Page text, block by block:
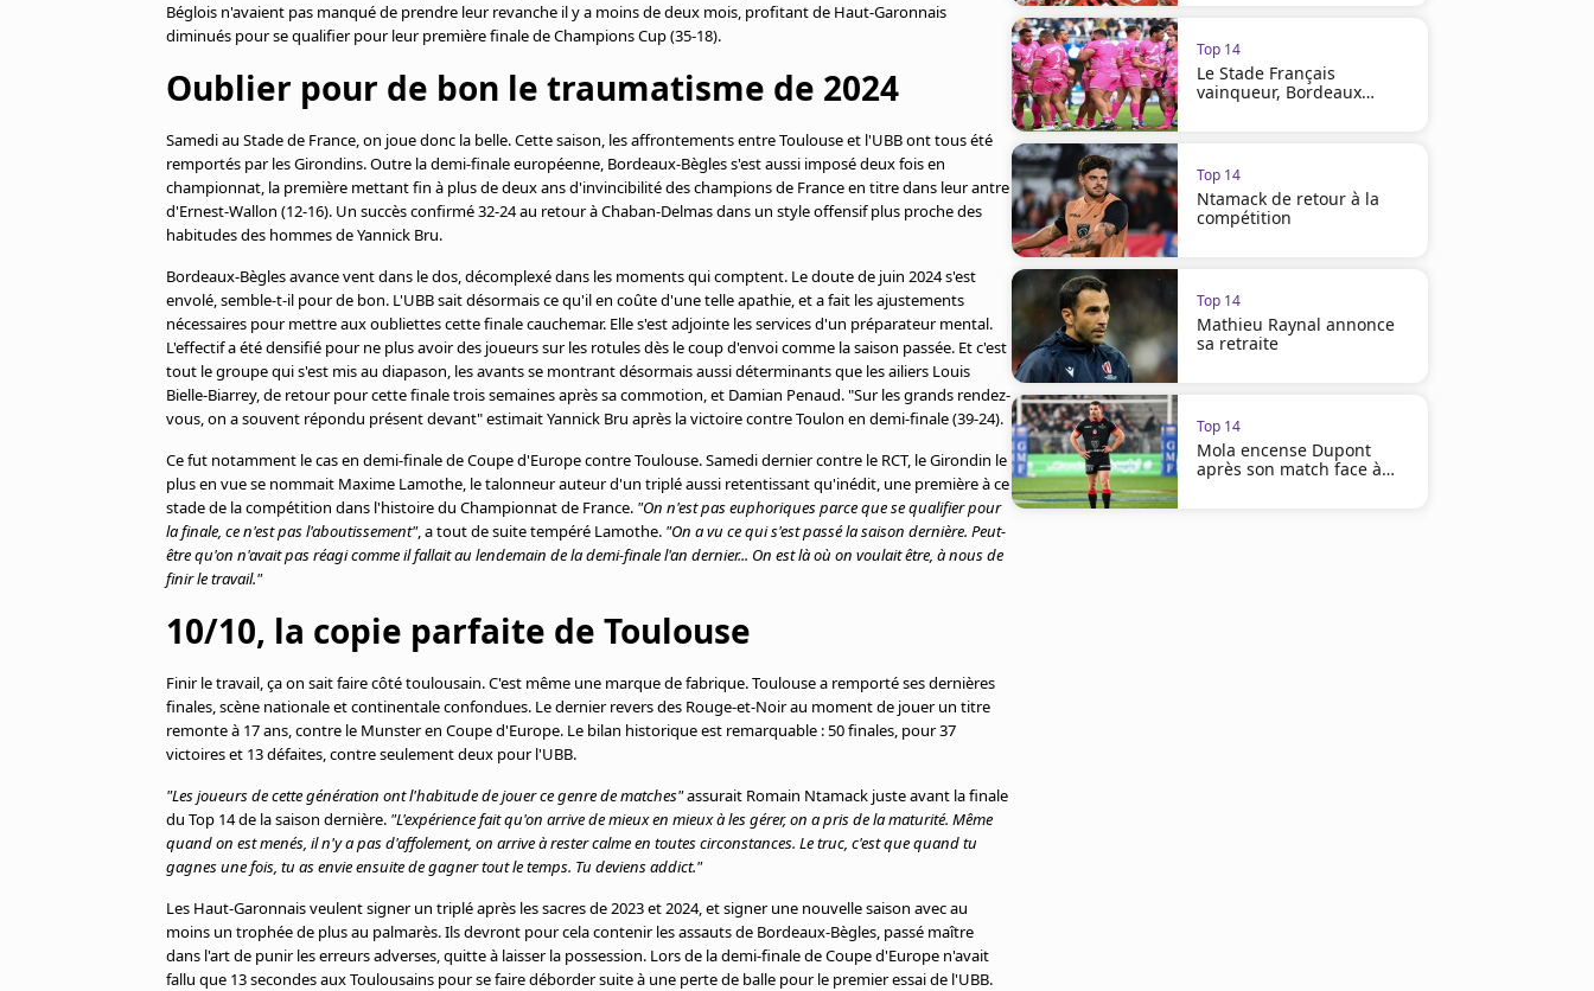
Béglois n'avaient pas manqué de prendre leur revanche il y a moins de deux mois, profitant de Haut-Garonnais
diminués pour se qualifier pour leur première finale de Champions Cup (35-18).
Oublier pour de bon le traumatisme de 2024
Samedi au Stade de France, on joue donc la belle. Cette saison, les affrontements entre Toulouse et l'UBB ont tous été
remportés par les Girondins. Outre la demi-finale européenne, Bordeaux-Bègles s'est aussi imposé deux fois en
championnat, la première mettant fin à plus de deux ans d'invincibilité des champions de France en titre dans leur antre
d'Ernest-Wallon (12-16). Un succès confirmé 32-24 au retour à Chaban-Delmas dans un style offensif plus proche des
habitudes des hommes de Yannick Bru.
Bordeaux-Bègles avance vent dans le dos, décomplexé dans les moments qui comptent. Le doute de juin 2024 s'est
envolé, semble-t-il pour de bon. L'UBB sait désormais ce qu'il en coûte d'une telle apathie, et a fait les ajustements
nécessaires pour mettre aux oubliettes cette finale cauchemar. Elle s'est adjointe les services d'un préparateur mental.
L'effectif a été densifié pour ne plus avoir des joueurs sur les rotules dès le coup d'envoi comme la saison passée. Et c'est
tout le groupe qui s'est mis au diapason, les avants se montrant désormais aussi déterminants que les ailiers Louis
Bielle-Biarrey, de retour pour cette finale trois semaines après sa commotion, et Damian Penaud. "Sur les grands rendez-
vous, on a souvent répondu présent devant" estimait Yannick Bru après la victoire contre Toulon en demi-finale (39-24).
Ce fut notamment le cas en demi-finale de Coupe d'Europe contre Toulouse. Samedi dernier contre le RCT, le Girondin le
plus en vue se nommait Maxime Lamothe, le talonneur auteur d'un triplé aussi retentissant qu'inédit, une première à ce
stade de la compétition dans l'histoire du Championnat de France. "On n'est pas euphoriques parce que se qualifier pour
la finale, ce n'est pas l'aboutissement", a tout de suite tempéré Lamothe. "On a vu ce qui s'est passé la saison dernière. Peut-
être qu'on n'avait pas réagi comme il fallait au lendemain de la demi-finale l'an dernier... On est là où on voulait être, à nous de
finir le travail."
10/10, la copie parfaite de Toulouse
Finir le travail, ça on sait faire côté toulousain. C'est même une marque de fabrique. Toulouse a remporté ses dernières
finales, scène nationale et continentale confondues. Le dernier revers des Rouge-et-Noir au moment de jouer un titre
remonte à 17 ans, contre le Munster en Coupe d'Europe. Le bilan historique est remarquable : 50 finales, pour 37
victoires et 13 défaites, contre seulement deux pour l'UBB.
"Les joueurs de cette génération ont l'habitude de jouer ce genre de matches"assurait Romain Ntamack juste avant la finale
du Top 14 de la saison dernière. "L'expérience fait qu'on arrive de mieux en mieux à les gérer, on a pris de la maturité. Même
quand on est menés, il n'y a pas d'affolement, on arrive à rester calme en toutes circonstances. Le truc, c'est que quand tu
gagnes une fois, tu as envie ensuite de gagner tout le temps. Tu deviens addict."
Les Haut-Garonnais veulent signer un triplé après les sacres de 2023 et 2024, et signer une nouvelle saison avec au
moins un trophée de plus au palmarès. Ils devront pour cela contenir les assauts de Bordeaux-Bègles, passé maître
dans l'art de punir les erreurs adverses, quitte à laisser la possession. Lors de la demi-finale de Coupe d'Europe n'avait
fallu que 13 secondes aux Toulousains pour se faire déborder suite à une perte de balle pour le premier essai de l'UBB.
Top 14
Le Stade Français
vainqueur, Bordeaux
Top 14
Ntamack de retour à la
compétition
Top 14
Mathieu Raynal annonce
sa retraite
Top 14
Mola encense Dupont
après son match face à